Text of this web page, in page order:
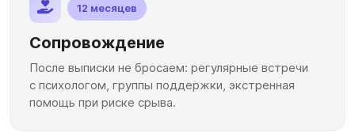
12 месяцев
Сопровождение
После выписки не бросаем: регулярные встречи
с психологом, группы поддержки, экстренная
помощь при риске срыва.